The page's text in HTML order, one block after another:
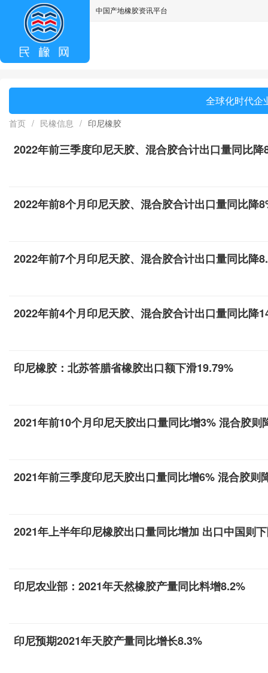
中国产地橡胶资讯平台
全球化时代企
首页 / 民橡信息 / 印尼橡胶
2022年前三季度印尼天胶、混合胶合计出口量同比降
2022年前8个月印尼天胶、混合胶合计出口量同比降
2022年前7个月印尼天胶、混合胶合计出口量同比降
2022年前4个月印尼天胶、混合胶合计出口量同比降
印尼橡胶：北苏答腊省橡胶出口额下滑19.79%
2021年前10个月印尼天胶出口量同比增3% 混合胶则
2021年前三季度印尼天胶出口量同比增6% 混合胶则
2021年上半年印尼橡胶出口量同比增加 出口中国则
印尼农业部：2021年天然橡胶产量同比料增8.2%
印尼预期2021年天胶产量同比增长8.3%